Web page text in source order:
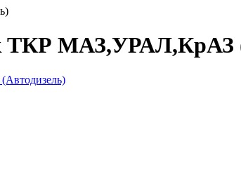
ТКР МАЗ,УРАЛ,КрАЗ